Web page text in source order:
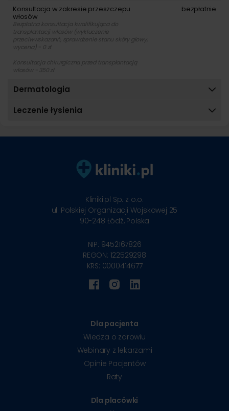
Konsultacja w zakresie przeszczepu
włosów
Bezpłatna konsultacja kwalifikująca do
transplantacji włosów (wykluczenie
przeciwwskazanń, sprawdzenie stanu skóry głowy,
wycena) - 0 zł
Konsultacja chirurgiczna przed transplantacją
włosów - 350 zł
bezpłatnie
Dermatologia
Leczenie łysienia
Kliniki.pl Sp. z o.o.
ul. Polskiej Organizacji Wojskowej 25
90-248 Łódź, Polska
NIP: 9452167826
REGON: 122529298
KRS: 0000414677
Dla pacjenta
Wiedza o zdrowiu
Webinary z lekarzami
Opinie Pacjentów
Raty
Dla placówki